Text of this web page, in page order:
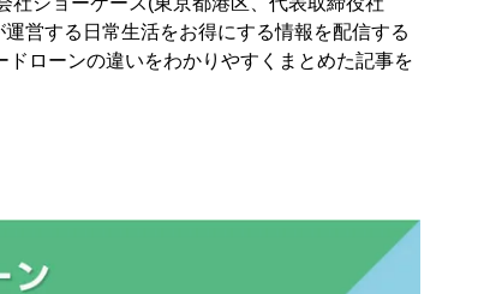
営する日常生活をお得にする情報を配信する
ローンの違いをわかりやすくまとめた記事を